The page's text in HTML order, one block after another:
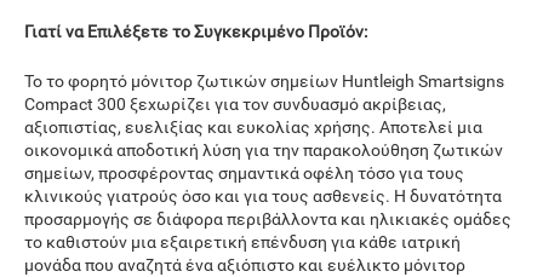
Γιατί να Επιλέξετε το Συγκεκριμένο Προϊόν:
Το το φορητό μόνιτορ ζωτικών σημείων Huntleigh Smartsigns
Compact 300 ξεχωρίζει για τον συνδυασμό ακρίβειας,
αξιοπιστίας, ευελιξίας και ευκολίας χρήσης. Αποτελεί μια
οικονομικά αποδοτική λύση για την παρακολούθηση ζωτικών
σημείων, προσφέροντας σημαντικά οφέλη τόσο για τους
κλινικούς γιατρούς όσο και για τους ασθενείς. Η δυνατότητα
προσαρμογής σε διάφορα περιβάλλοντα και ηλικιακές ομάδες
το καθιστούν μια εξαιρετική επένδυση για κάθε ιατρική
μονάδα που αναζητά ένα αξιόπιστο και ευέλικτο μόνιτορ